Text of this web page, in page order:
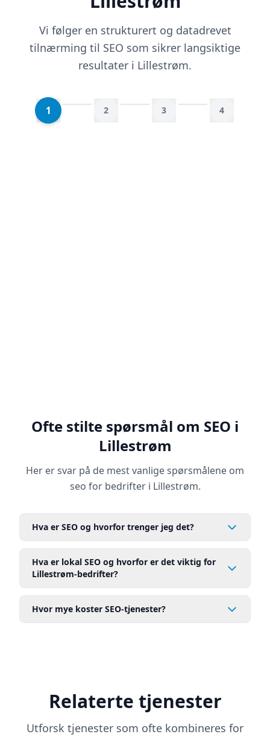
Vi følger en strukturert og datadrevet
tilnærming til SEO som sikrer langsiktige
resultater i Lillestrøm.
1 2 3 4
Ofte stilte spørsmål om SEO i
Lillestrøm
Her er svar på de mest vanlige spørsmålene om
seo for bedrifter i Lillestrøm.
Hva er SEO og hvorfor trenger jeg det?
Hva er lokal SEO og hvorfor er det viktig for
Lillestrøm-bedrifter?
Hvor mye koster SEO-tjenester?
Relaterte tjenester
Utforsk tjenester som ofte kombineres for